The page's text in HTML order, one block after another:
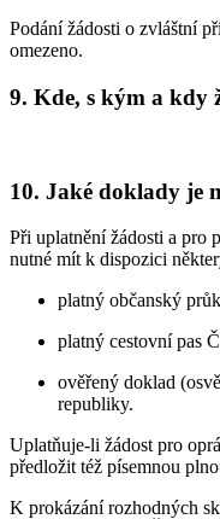
Podání žádosti o zvláštní
omezeno.
9. Kde, s kým a kdy
10. Jaké doklady je
Při uplatnění žádosti a pro
nutné mít k dispozici
platný občanský
platný cestovní pas
ověřený doklad
republiky.
Uplatňuje-li žádost pro
předložit též písemnou
K prokázání rozhodných